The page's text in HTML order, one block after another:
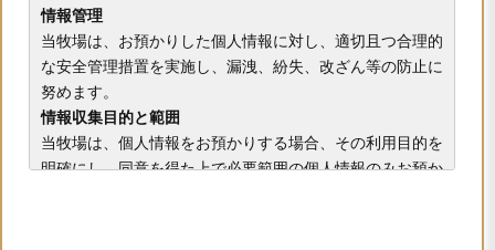
情報管理
当牧場は、お預かりした個人情報に対し、適切且つ合理的
な安全管理措置を実施し、漏洩、紛失、改ざん等の防止に
努めます。
情報収集目的と範囲
当牧場は、個人情報をお預かりする場合、その利用目的を
明確にし、同意を得た上で必要範囲の個人情報のみお預か